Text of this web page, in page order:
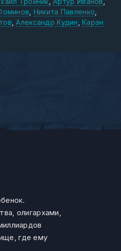
Никита Павленко
Александр Кудин
Карэн
олигархами,
где ему